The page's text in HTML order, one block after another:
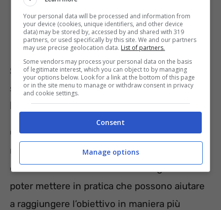
Se vuoi perdere peso è necessario
seguire poche e semplici regole:
l’importanza della scelta dei cibi
Com’è noto per perdere peso è necessario
recarsi da un medico specialista,
ciononostante esistono alcune regole da
poter mettere in pratica che possono aiutare
a raggiungere l’obiettivo in maniera più
Your personal data will be processed and information from
your device (cookies, unique identifiers, and other device
data) may be stored by, accessed by and shared with 319
partners, or used specifically by this site. We and our partners
may use precise geolocation data. List of partners.
Some vendors may process your personal data on the basis
of legitimate interest, which you can object to by managing
your options below. Look for a link at the bottom of this page
or in the site menu to manage or withdraw consent in privacy
and cookie settings.
Consent
Manage options